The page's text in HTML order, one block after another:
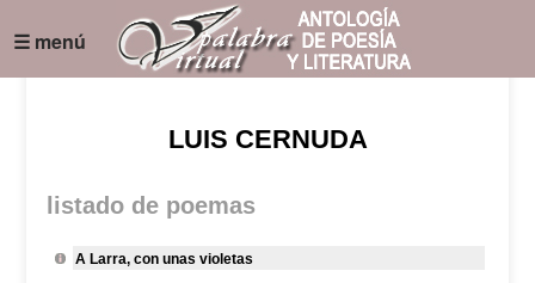
☰ menú
LUIS CERNUDA
listado de poemas
A Larra, con unas violetas